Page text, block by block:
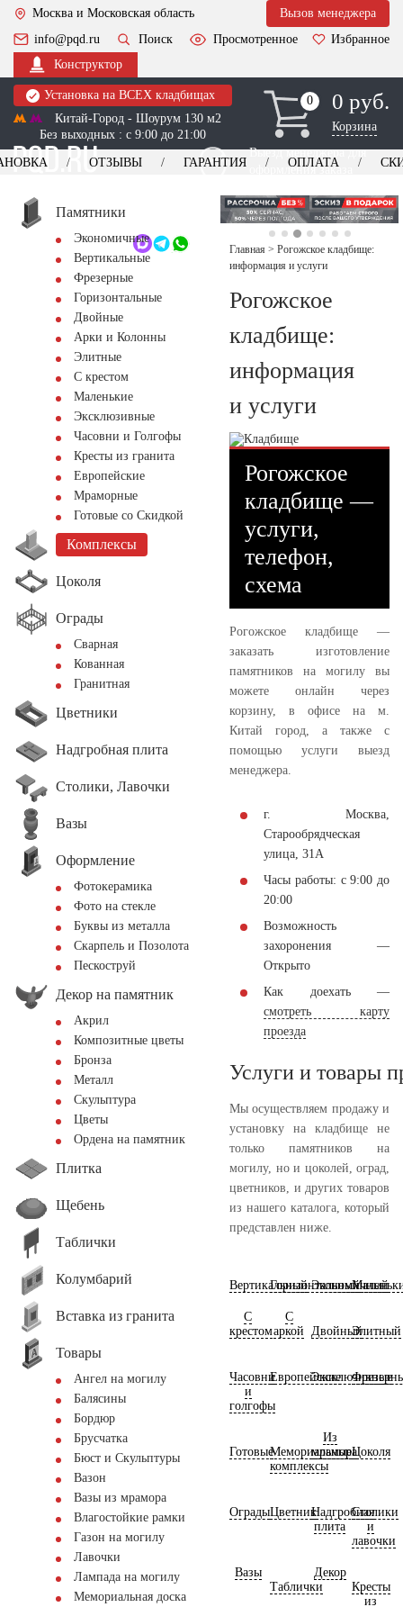
Москва и Московская область
Вызов менеджера
info@pqd.ru
Поиск Просмотренное
Избранное
Конструктор
Установка на ВСЕХ кладбищах
Китай-Город - Шоурум 130 м2
Без выходных : с 9:00 до 21:00
0
0 0 руб.
Корзина
Выезд менеджера для
оформления заказа
+7 (495) 518-44-23
Обратный звонок
ОТЗЫВЫ ГАРАНТИЯ ОПЛАТА
Памятники
Экономичные
Вертикальные
Фрезерные
Горизонтальные
Двойные
Арки и Колонны
Элитные
С крестом
Маленькие
Эксклюзивные
Часовни и Голгофы
Кресты из гранита
Европейские
Мраморные
Готовые со Скидкой
Комплексы
Цоколя
Ограды
Сварная
Кованная
Гранитная
Цветники
Надгробная плита
Столики, Лавочки
Вазы
Оформление
Фотокерамика
Фото на стекле
Буквы из металла
Скарпель и Позолота
Пескоструй
Декор на памятник
Акрил
Композитные цветы
Бронза
Металл
Скульптура
Цветы
Ордена на памятник
Плитка
Щебень
Таблички
Колумбарий
Вставка из гранита
Товары
Ангел на могилу
Балясины
Бордюр
Брусчатка
Бюст и Скульптуры
Вазон
Вазы из мрамора
Влагостойкие рамки
Газон на могилу
Лавочки
Лампада на могилу
Мемориальная доска
Главная > Рогожское кладбище:
информация и услуги
Рогожское
кладбище:
информация
и услуги
Рогожское
кладбище —
услуги,
телефон,
схема
Рогожское кладбище —
заказать изготовление
памятников на могилу вы
можете онлайн через
корзину, в офисе на м.
Китай город, а также с
помощью услуги выезд
менеджера.
г. Москва,
Старообрядческая
улица, 31А
Часы работы: с 9:00 до
20:00
Возможность
захоронения —
Открыто
Как доехать —
смотреть карту
проезда
Услуги и товары
Мы осуществляем продажу и
установку на кладбище не
только памятников на
могилу, но и цоколей, оград,
цветников, и других товаров
из нашего каталога, который
представлен ниже.
ВертикальныйГоризонтальный
Экономичный
С
крестом
С
аркой
ДвойныйЭлитный
Часовни
и
голгофы
ЕвропейскиеЭксклюзивные
ГотовыеМемориальные
комплексы
Из
мрамораЦоколя
ОградыЦветникНадгробная
плита
Столики
и
лавочки
Вазы
Таблички
Декор
Кресты
из